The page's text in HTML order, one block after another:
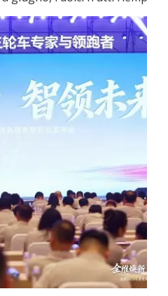
Il Business Summit 2026 di JP Group e il lancio di nuovi prodotti si sono conclusi con successo | Aggiornamento completo, guidando il futuro con l'intelligenza